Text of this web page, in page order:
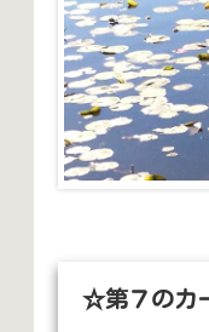
☆第７のカ